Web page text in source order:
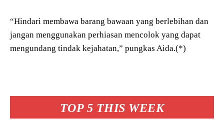
TOP 5 THIS WEEK
“Hindari membawa barang bawaan yang berlebihan dan
jangan menggunakan perhiasan mencolok yang dapat
mengundang tindak kejahatan,” pungkas Aida.(*)